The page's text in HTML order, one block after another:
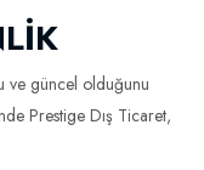
ve güncel olduğunu
Prestige Dış Ticaret,